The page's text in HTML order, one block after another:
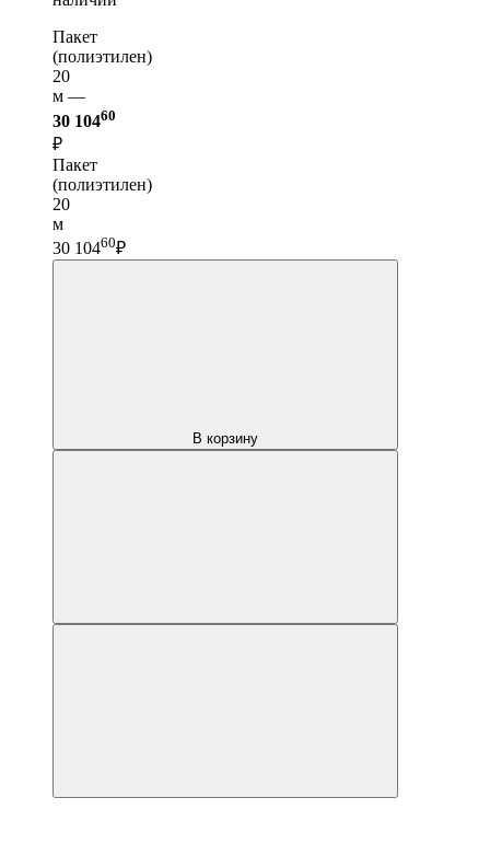
Пакет
(полиэтилен)
20
м —
30 10460
₽
Пакет
(полиэтилен)
20
м
30 10460₽
В корзину